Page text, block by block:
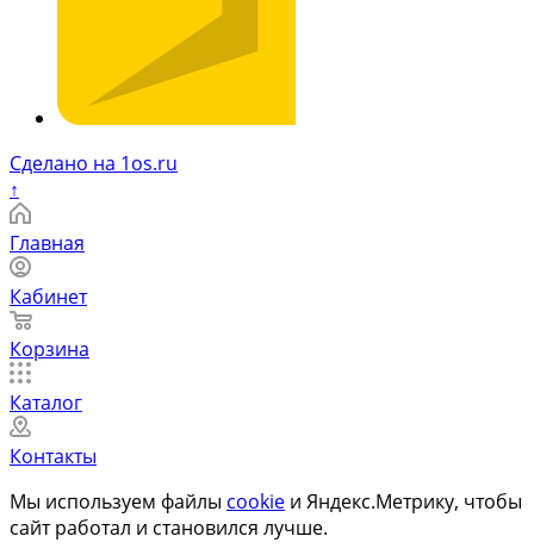
Сделано на 1os.ru
↑
Главная
Кабинет
Корзина
Каталог
Контакты
Мы используем файлы cookie и Яндекс.Метрику, чтобы
сайт работал и становился лучше.